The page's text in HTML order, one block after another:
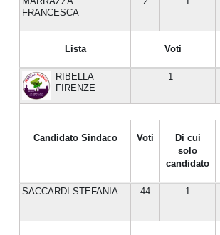
FRANCESCA
Lista Voti
RIBELLA
FIRENZE
1
Candidato Sindaco Voti
Di cui
solo
candidato
SACCARDI STEFANIA 44 1